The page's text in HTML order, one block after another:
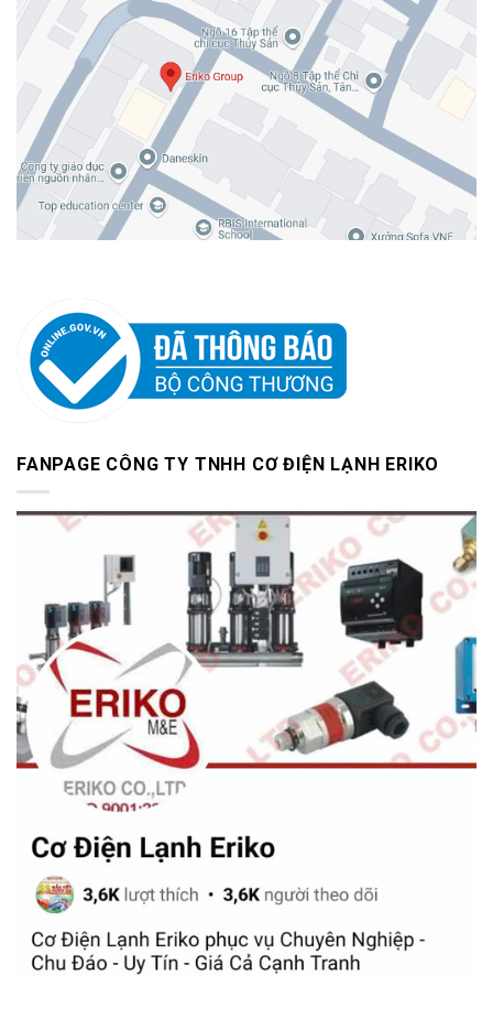
FANPAGE CÔNG TY TNHH CƠ ĐIỆN LẠNH ERIKO